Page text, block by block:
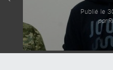
Publié le
par